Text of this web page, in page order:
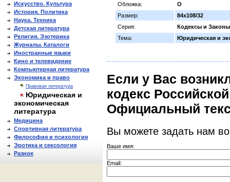
Искусство. Культура
История. Политика
Наука. Техника
Детская литература
Религия. Эзотерика
Журналы. Каталоги
Иностранные языки
Кино и телевидение
Компьютерная литература
Экономика и право
Правовая литература
Юридическая и
экономическая
литература
Медицина
Спортивная литература
Философия и психология
Эротика и сексология
Разное
Обложка:
О
Размер:
84х108/32
Серия:
Кодексы и Законы
Тема:
Юридическая и
Если у Вас
кодекс
Официальный
Вы можете задать нам
Ваше имя:
Email: